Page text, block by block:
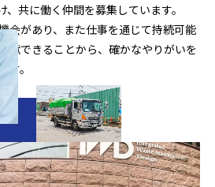
共に働く仲間を募集しています。
会があり、また仕事を通じて持続可能
献できることから、確かなやりがいを
。